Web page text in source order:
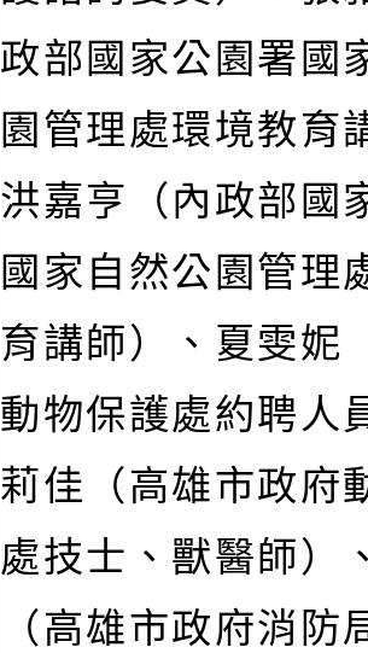
政部國家公園署國
園管理處環境教育
洪嘉亨（內政部國
國家自然公園管理
育講師）、夏雯妮
動物保護處約聘人
莉佳（高雄市政府
處技士、獸醫師）
（高雄市政府消防